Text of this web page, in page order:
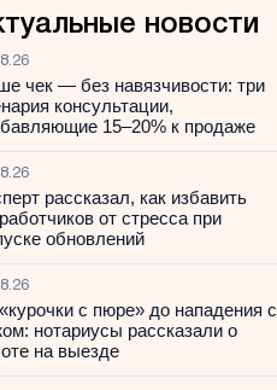
новости
чек — без навязчивости: три
консультации,
15–20% к продаже
рассказал, как избавить
от стресса при
обновлений
с пюре» до нападения с
нотариусы рассказали о
на выезде